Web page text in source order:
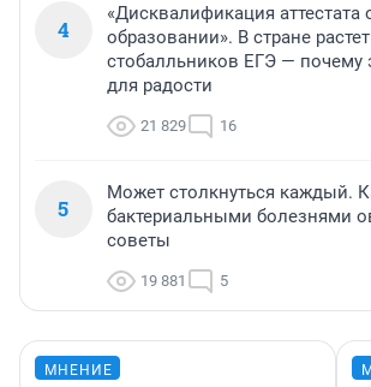
4
«Дисквалификация аттестата
образовании». В стране
стобалльников ЕГЭ — почему
для радости
21 829 16
5
Может столкнуться каждый.
бактериальными болезнями
советы
19 881 5
МНЕНИЕ